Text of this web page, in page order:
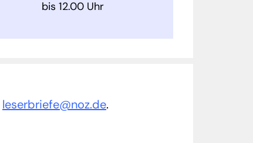
bis 12.00 Uhr
leserbriefe@noz.de.